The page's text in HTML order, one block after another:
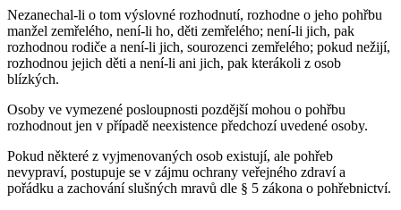
Nezanechal-li o tom výslovné rozhodnutí, rozhodne o jeho pohřbu
manžel zemřelého, není-li ho, děti zemřelého; není-li jich, pak
rozhodnou rodiče a není-li jich, sourozenci zemřelého; pokud nežijí,
rozhodnou jejich děti a není-li ani jich, pak kterákoli z osob
blízkých.
Osoby ve vymezené posloupnosti pozdější mohou o pohřbu
rozhodnout jen v případě neexistence předchozí uvedené osoby.
Pokud některé z vyjmenovaných osob existují, ale pohřeb
nevypraví, postupuje se v zájmu ochrany veřejného zdraví a
pořádku a zachování slušných mravů dle § 5 zákona o pohřebnictví.